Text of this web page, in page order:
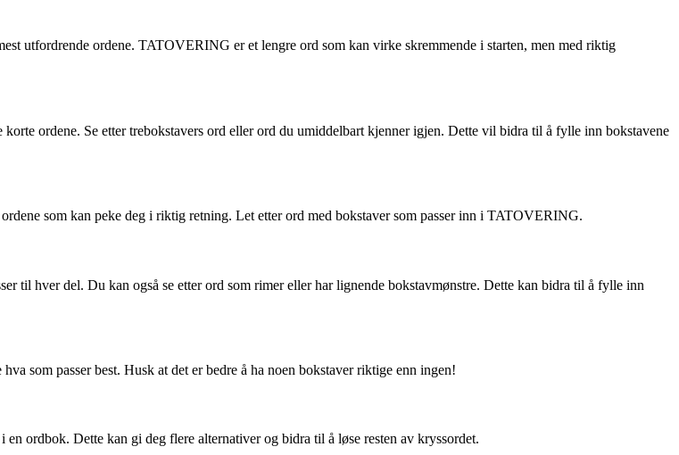
utfordrende ordene. TATOVERING er et lengre ord som kan virke skremmende i starten, men med riktig
ordene. Se etter trebokstavers ord eller ord du umiddelbart kjenner igjen. Dette vil bidra til å fylle inn bokstavene
som kan peke deg i riktig retning. Let etter ord med bokstaver som passer inn i TATOVERING.
hver del. Du kan også se etter ord som rimer eller har lignende bokstavmønstre. Dette kan bidra til å fylle inn
som passer best. Husk at det er bedre å ha noen bokstaver riktige enn ingen!
ordbok. Dette kan gi deg flere alternativer og bidra til å løse resten av kryssordet.